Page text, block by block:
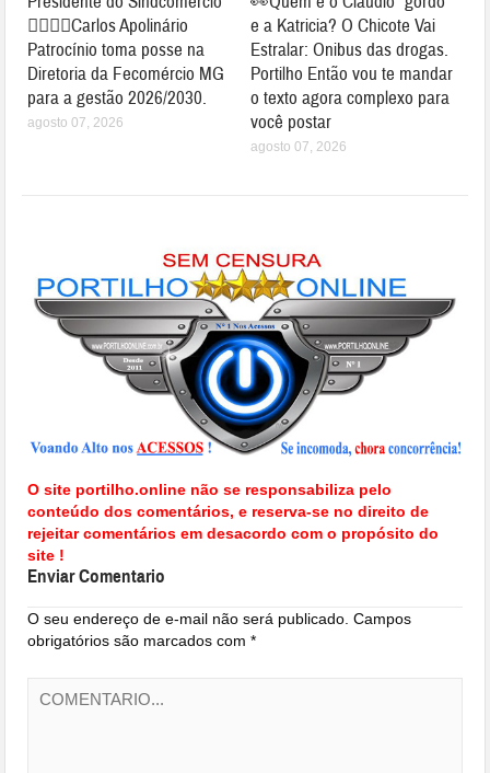
👉🏻👏🏻Carlos Apolinário
Patrocínio toma posse na
Diretoria da Fecomércio MG
para a gestão 2026/2030.
agosto 07, 2026
e a Katricia? O Chicote Vai
Estralar: Onibus das drogas.
Portilho Então vou te mandar
o texto agora complexo para
você postar
agosto 07, 2026
O site portilho.online não se responsabiliza pelo
conteúdo dos comentários, e reserva-se no direito de
rejeitar comentários em desacordo com o propósito do
site !
Enviar Comentario
O seu endereço de e-mail não será publicado. Campos
obrigatórios são marcados com*